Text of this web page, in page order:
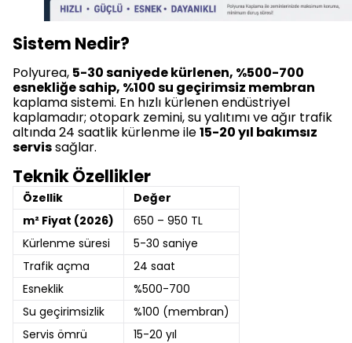
Sistem Nedir?
Polyurea, 5-30 saniyede kürlenen, %500-700
esnekliğe sahip, %100 su geçirimsiz membran
kaplama sistemi. En hızlı kürlenen endüstriyel
kaplamadır; otopark zemini, su yalıtımı ve ağır trafik
altında 24 saatlik kürlenme ile15-20 yıl bakımsız
servissağlar.
Teknik Özellikler
Özellik
Değer
m² Fiyat (2026)
650 – 950 TL
Kürlenme süresi
5-30 saniye
Trafik açma
24 saat
Esneklik
%500-700
Su geçirimsizlik
%100 (membran)
Servis ömrü
15-20 yıl